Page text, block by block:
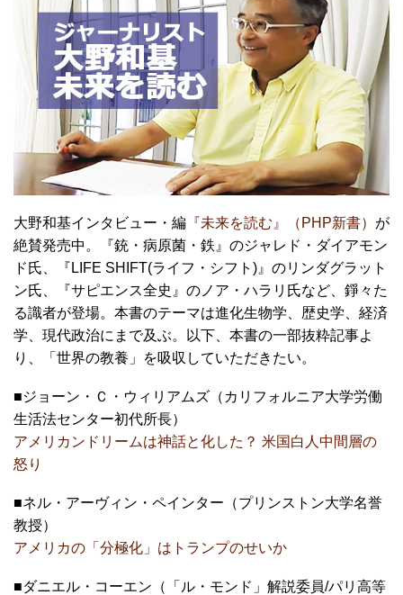
大野和基インタビュー・編 『未来を読む』（PHP新書） が
絶賛発売中。『銃・病原菌・鉄』のジャレド・ダイアモン
ド氏、『LIFE SHIFT(ライフ・シフト)』のリンダグラット
ン氏、『サピエンス全史』のノア・ハラリ氏など、錚々た
る識者が登場。本書のテーマは進化生物学、歴史学、経済
学、現代政治にまで及ぶ。以下、本書の一部抜粋記事よ
り、「世界の教養」を吸収していただきたい。
■ジョーン・Ｃ・ウィリアムズ（カリフォルニア大学労働
生活法センター初代所長）
アメリカンドリームは神話と化した？ 米国白人中間層の
怒り
■ネル・アーヴィン・ペインター（プリンストン大学名誉
教授）
アメリカの「分極化」はトランプのせいか
■ダニエル・コーエン（「ル・モンド」解説委員/パリ高等